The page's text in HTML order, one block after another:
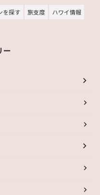
を探す 旅支度 ハワイ情報
ー